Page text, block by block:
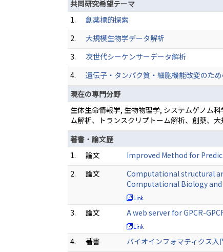
共同研究希望テーマ
1.
創薬標的探索
2.
大規模生物学データ解析
3.
次世代シーケンサーデータ解析
4.
遺伝子・タンパク質・細胞機能改変のた
現在の専門分野
生体生命情報学, 生物物理学, システムゲノム
ム解析、トランスクリプトーム解析、創薬、
著書・論文歴
1.
論文
Improved Method for
2.
論文
Computational structural
Computational Biology and
3. 論文 A web server for GPCR-
4. 著書
バイオインフォマティクス